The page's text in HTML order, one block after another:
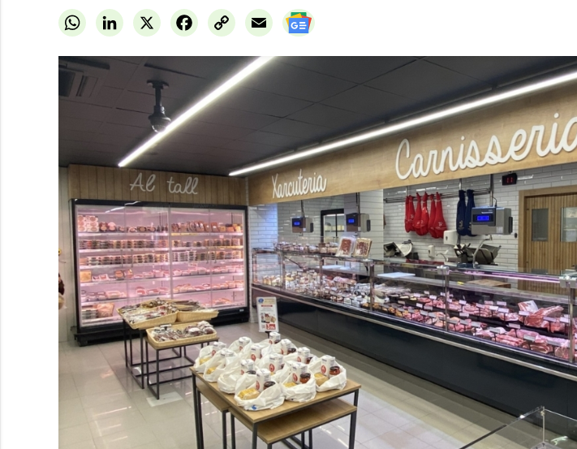
WhatsAppLinkedInX FacebookCopy
Link
Email